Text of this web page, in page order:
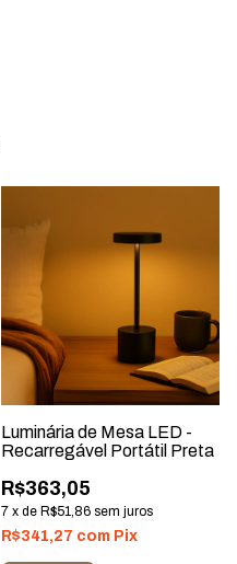
Luminária de Mesa LED -
Recarregável Portátil Preta
R$363,05
7 x de R$51,86 sem juros
R$341,27 com Pix